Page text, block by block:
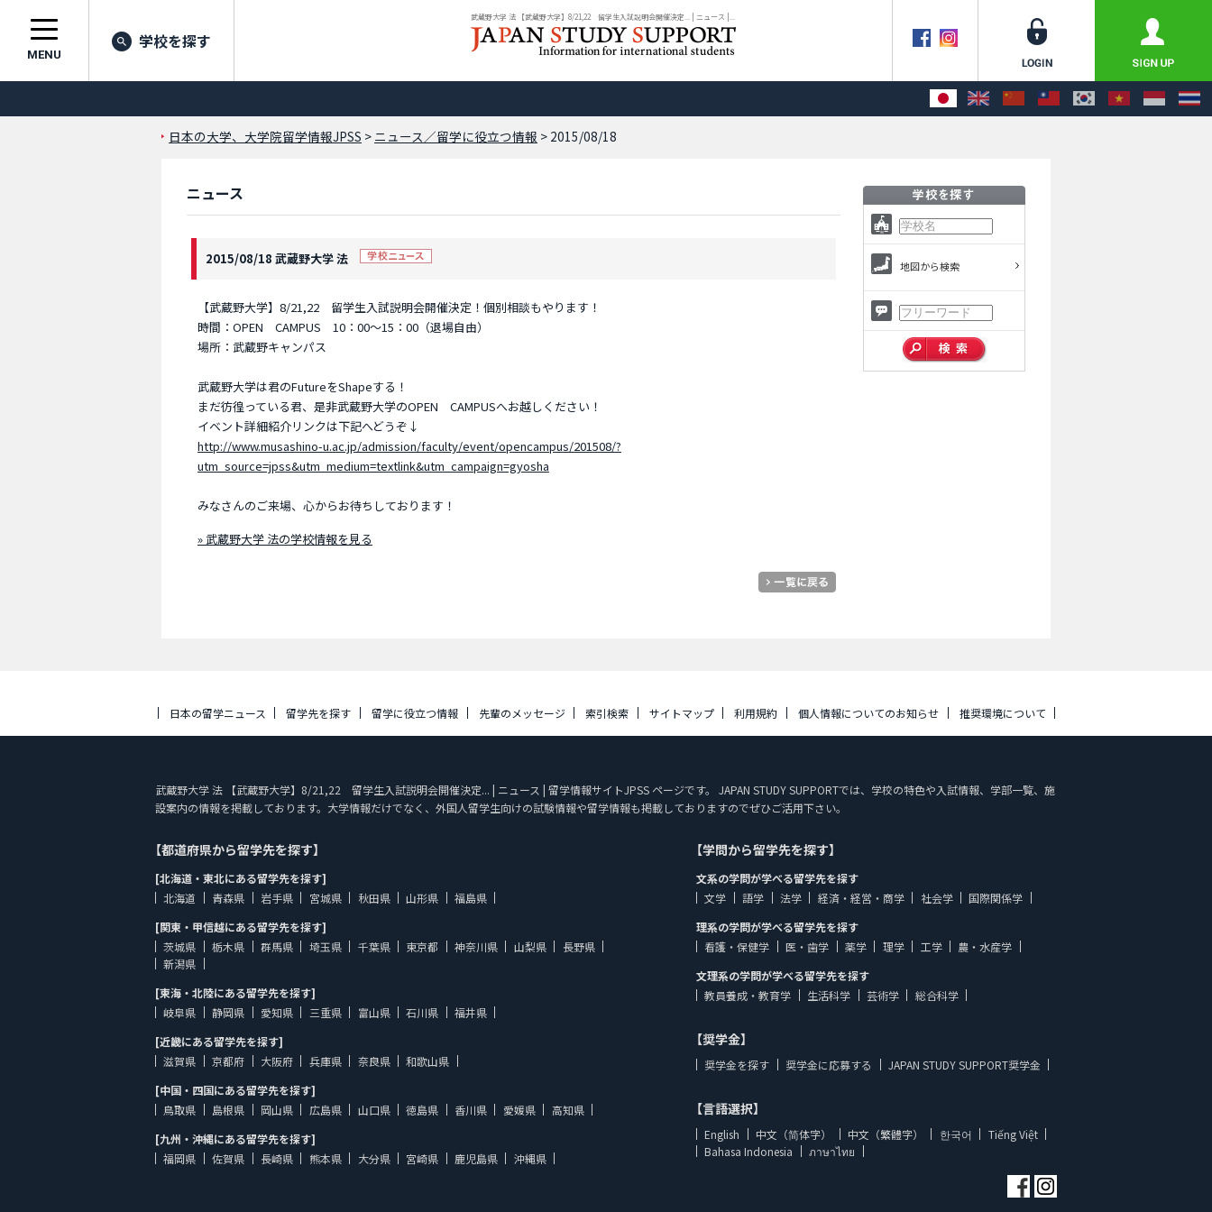
武蔵野大学 法 【武蔵野大学】8/21,22 留学生入試説明会開催決定... | ニュース |...
MENU
学校を探す
日本の大学、大学院留学情報JPSS > ニュース／留学に役立つ情報 > 2015/08/18
ニュース
2015/08/18 武蔵野大学 法
【武蔵野大学】8/21,22 留学生入試説明会開催決定！個別相談もやります！
時間：OPEN CAMPUS 10：00～15：00（退場自由）
場所：武蔵野キャンパス
武蔵野大学は君のFutureをShapeする！
まだ彷徨っている君、是非武蔵野大学のOPEN CAMPUSへお越しください！
イベント詳細紹介リンクは下記へどうぞ↓
http://www.musashino-u.ac.jp/admission/faculty/event/opencampus/201508/?
utm_source=jpss&utm_medium=textlink&utm_campaign=gyosha
みなさんのご来場、心からお待ちしております！
» 武蔵野大学 法の学校情報を見る
地図から検索
日本の留学ニュース 留学先を探す 留学に役立つ情報 先輩のメッセージ 索引検索 サイトマップ 利用規約 個人情報についてのお知らせ 推奨環境について
武蔵野大学 法 【武蔵野大学】8/21,22 留学生入試説明会開催決定... | ニュース | 留学情報サイトJPSS ページです。 JAPAN STUDY SUPPORTでは、学校の特色や入試情報、学部一覧、施
設案内の情報を掲載しております。大学情報だけでなく、外国人留学生向けの試験情報や留学情報も掲載しておりますのでぜひご活用下さい。
【都道府県から留学先を探す】
[北海道・東北にある留学先を探す]
北海道
青森県 岩手県 宮城県 秋田県 山形県
福島県
[関東・甲信越にある留学先を探す]
茨城県
栃木県 群馬県 埼玉県 千葉県 東京都 神奈川県 山梨県
長野県
新潟県
[東海・北陸にある留学先を探す]
岐阜県
静岡県 愛知県 三重県 富山県 石川県
福井県
[近畿にある留学先を探す]
滋賀県
京都府 大阪府 兵庫県 奈良県
和歌山県
[中国・四国にある留学先を探す]
鳥取県
島根県 岡山県 広島県 山口県 徳島県 香川県 愛媛県
高知県
[九州・沖縄にある留学先を探す]
福岡県
佐賀県 長崎県 熊本県 大分県 宮崎県 鹿児島県 沖縄県
【学問から留学先を探す】
文系の学問が学べる留学先を探す
文学
語学 法学 経済・経営・商学 社会学
国際関係学
理系の学問が学べる留学先を探す
看護・保健学
医・歯学 薬学 理学 工学
農・水産学
文理系の学問が学べる留学先を探す
教員養成・教育学
生活科学 芸術学 総合科学
【奨学金】
奨学金を探す 奨学金に応募する JAPAN STUDY SUPPORT奨学金
【言語選択】
English 中文（简体字） 中文（繁體字） 한국어
Tiếng Việt
Bahasa Indonesia
ภาษาไทย